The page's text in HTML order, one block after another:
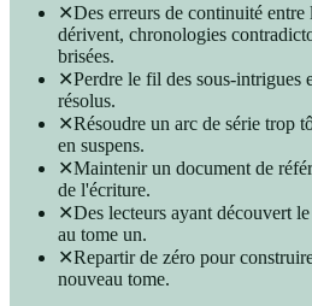
✕Des erreurs de continuité
dérivent, chronologies
brisées.
✕Perdre le fil des sous-intrigues
résolus.
✕Résoudre un arc de série trop
en suspens.
✕Maintenir un document de
de l'écriture.
✕Des lecteurs ayant découvert
au tome un.
✕Repartir de zéro pour
nouveau tome.